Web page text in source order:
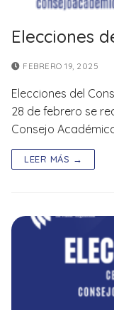
Elecciones
FEBRERO 19, 2025
Elecciones del
28 de febrero se
Consejo
LEER MÁS →